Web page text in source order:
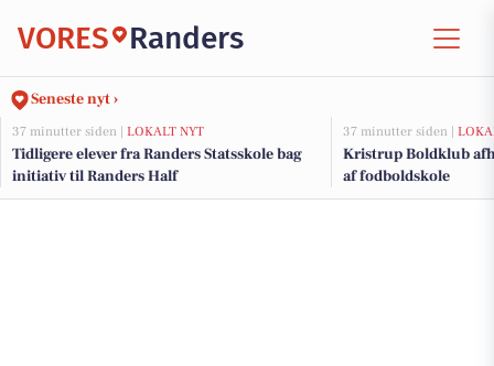
VORES Randers
Seneste nyt ›
37 minutter siden | LOKALT NYT
Tidligere elever fra Randers Statsskole bag
initiativ til Randers Half
37 minutter siden |
Kristrup Boldklub
af fodboldskole